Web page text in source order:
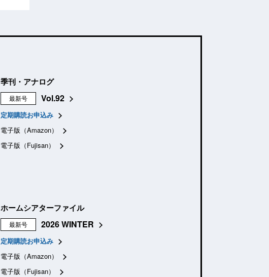
季刊・アナログ
最新号 Vol.92
定期購読お申込み
電子版（Amazon）
電子版（Fujisan）
ホームシアターファイル
最新号 2026 WINTER
定期購読お申込み
電子版（Amazon）
電子版（Fujisan）